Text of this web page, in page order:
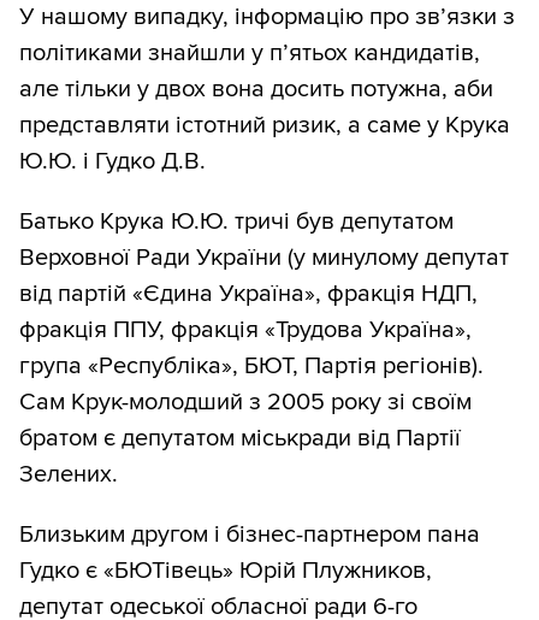
У нашому випадку, інформацію про зв’язки з
політиками знайшли у п’ятьох кандидатів,
але тільки у двох вона досить потужна, аби
представляти істотний ризик, а саме у Крука
Ю.Ю. і Гудко Д.В.
Батько Крука Ю.Ю. тричі був депутатом
Верховної Ради України (у минулому депутат
від партій «Єдина Україна», фракція НДП,
фракція ППУ, фракція «Трудова Україна»,
група «Республіка», БЮТ, Партія регіонів).
Сам Крук-молодший з 2005 року зі своїм
братом є депутатом міськради від Партії
Зелених.
Близьким другом і бізнес-партнером пана
Гудко є «БЮТівець» Юрій Плужников,
депутат одеської обласної ради 6-го